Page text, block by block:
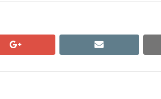
google+ email